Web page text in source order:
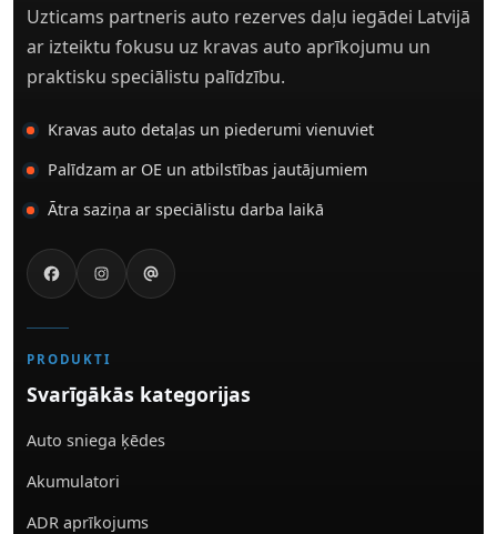
Uzticams partneris auto rezerves daļu iegādei Latvijā
ar izteiktu fokusu uz kravas auto aprīkojumu un
praktisku speciālistu palīdzību.
Kravas auto detaļas un piederumi vienuviet
Palīdzam ar OE un atbilstības jautājumiem
Ātra saziņa ar speciālistu darba laikā
PRODUKTI
Svarīgākās kategorijas
Auto sniega ķēdes
Akumulatori
ADR aprīkojums